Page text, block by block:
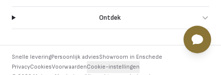
Ontdek
Snelle leveringPersoonlijk adviesShowroom in Enschede
PrivacyCookiesVoorwaardenCookie-instellingen